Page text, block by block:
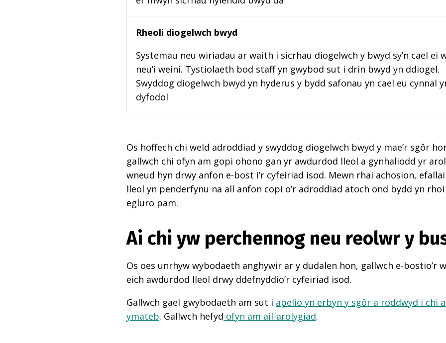
Rheoli diogelwch bwyd
Systemau neu wiriadau ar waith i sicrhau diogelwch y bwyd sy’n cael ei
neu’i weini. Tystiolaeth bod staff yn gwybod sut i drin bwyd yn ddiogel.
Swyddog diogelwch bwyd yn hyderus y bydd safonau yn cael eu cynnal
dyfodol
Os hoffech chi weld adroddiad y swyddog diogelwch bwyd y mae’r sgôr
gallwch chi ofyn am gopi ohono gan yr awdurdod lleol a gynhaliodd yr
wneud hyn drwy anfon e-bost i’r cyfeiriad isod. Mewn rhai achosion,
lleol yn penderfynu na all anfon copi o’r adroddiad atoch ond bydd yn
egluro pam.
Ai chi yw perchennog neu reolwr y
Os oes unrhyw wybodaeth anghywir ar y dudalen hon, gallwch e-bostio’r
eich awdurdod lleol drwy ddefnyddio’r cyfeiriad isod.
Gallwch gael gwybodaeth am sut i apelio yn erbyn y sgôr a roddwyd i chi
ymateb. Gallwch hefyd ofyn am ail-arolygiad.